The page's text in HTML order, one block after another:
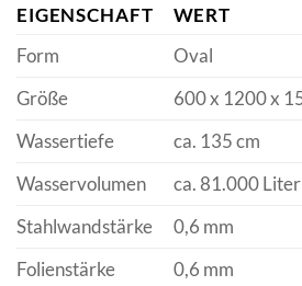
EIGENSCHAFT
WERT
Form
Oval
Größe
600 x 1200 x
Wassertiefe
ca. 135 cm
Wasservolumen
ca. 81.000 Liter
Stahlwandstärke
0,6 mm
Folienstärke
0,6 mm